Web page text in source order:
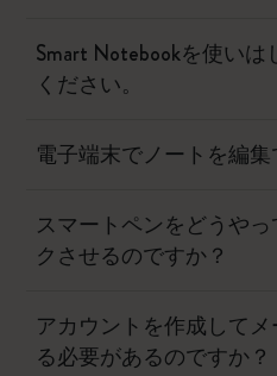
Smart Notebookを使い
ください。
電子端末でノートを編集
スマートペンをどうや
クさせるのですか？
アカウントを作成して
る必要があるのですか？